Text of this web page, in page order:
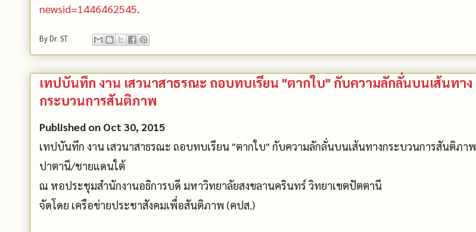
newsid=1446462545.
ByDr. ST
เทปบันทึก งาน เสวนาสาธรณะ ถอบทบเรียน "ตากใบ" กับความลักลั่นบนเส้นทาง
กระบวนการสันติภาพ
Published on Oct 30, 2015
เทปบันทึก งาน เสวนาสาธรณะ ถอบทบเรียน "ตากใบ" กับความลักลั่นบนเส้นทางกระบวนการสันติภาพ
­ปาตานี/ชายแดนใต้
ณ หอประชุมสำนักงานอธิการบดี มหาวิทยาลัยสงขลานครินทร์ วิทยาเขตปัตตานี
จัดโดย เครือข่ายประชาสังคมเพื่อสันติภาพ (คปส.)